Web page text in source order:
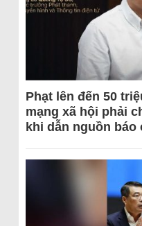
Phạt lên đến 50
mạng xã hội phải
khi dẫn nguồn báo